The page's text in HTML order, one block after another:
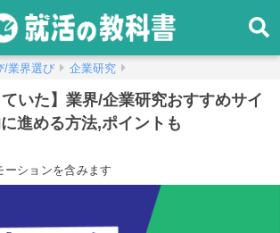
/業界選び 企業研究
ていた】業界/企業研究おすすめサイ
進める方法,ポイントも
ーションを含みます